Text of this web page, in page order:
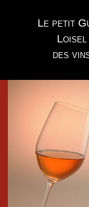
Le petit
Loisel
des